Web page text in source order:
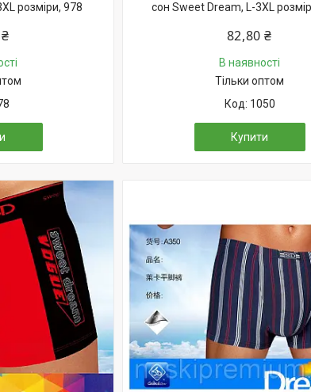
розміри, 978
сон Sweet Dream, L-3XL
82,80 ₴
В наявності
Тільки оптом
1050
Купити